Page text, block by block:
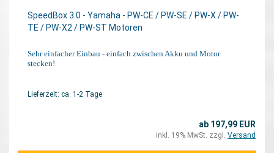
SpeedBox 3.0 - Yamaha - PW-CE / PW-SE / PW-X / PW-
TE / PW-X2 / PW-ST Motoren
Sehr einfacher Einbau - einfach zwischen Akku und Motor
stecken!
Lieferzeit: ca. 1-2 Tage
ab 197,99 EUR
inkl. 19% MwSt. zzgl. Versand